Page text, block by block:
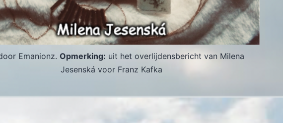
Emanionz. Opmerking: uit het overlijdensbericht van Milena
Jesenská voor Franz Kafka